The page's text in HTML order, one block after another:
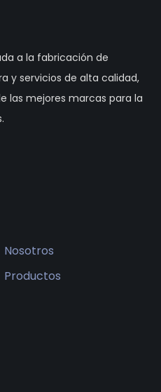
a la fabricación de
y servicios de alta calidad,
las mejores marcas para la
Nosotros
Productos